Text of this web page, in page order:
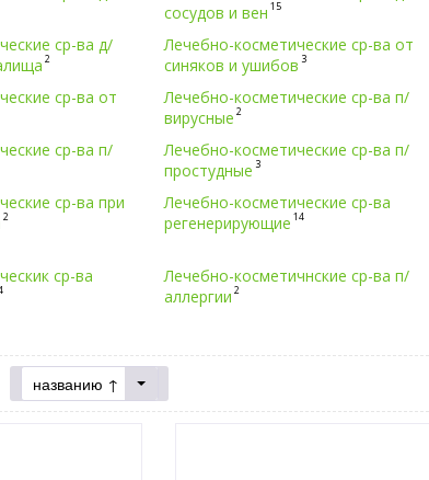
сосудов и вен 15
ср-ва д/
2
Лечебно-косметические ср-ва от
синяков и ушибов 3
ср-ва от
Лечебно-косметические ср-ва п/
вирусные 2
ср-ва п/
Лечебно-косметические ср-ва п/
простудные 3
ср-ва при
2
Лечебно-косметические ср-ва
регенерирующие 14
ср-ва
Лечебно-косметичнские ср-ва п/
аллергии 2
названию ↑